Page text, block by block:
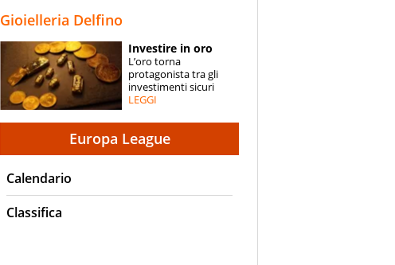
ESPERTI
CONTATTI
Gioielleria Delfino
Investire in oro
L’oro torna
protagonista tra gli
investimenti sicuri
LEGGI
Europa League
Calendario
Classifica